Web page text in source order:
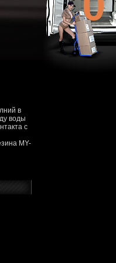
в
воды
с
MY-